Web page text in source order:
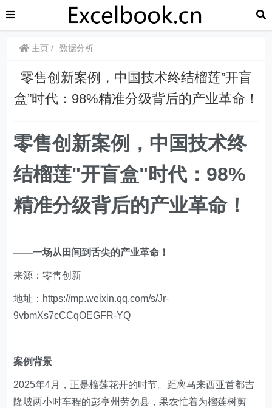
主页 数据分析
零售创新案例，中国技术终结榴莲”开盲
盒”时代：98%精准分级背后的产业革命！
零售创新案例，中国技术终
结榴莲"开盲盒"时代：98%
精准分级背后的产业革命！
——一场从田间到舌尖的产业革命！
来源：零售创新
地址：https://mp.weixin.qq.com/s/Jr-
9vbmXs7cCCqOEGFR-YQ
案例背景
2025年4月，正是榴莲花开的时节。距离马来西亚首都吉
隆坡两小时车程的彭亨州劳勿县，果农忙着为榴莲树剪